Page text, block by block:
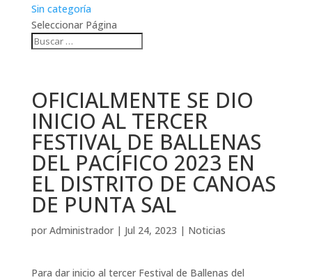
Sin categoría
Seleccionar Página
OFICIALMENTE SE DIO
INICIO AL TERCER
FESTIVAL DE BALLENAS
DEL PACÍFICO 2023 EN
EL DISTRITO DE CANOAS
DE PUNTA SAL
por Administrador| Jul 24, 2023 | Noticias
Para dar inicio al tercer Festival de Ballenas del